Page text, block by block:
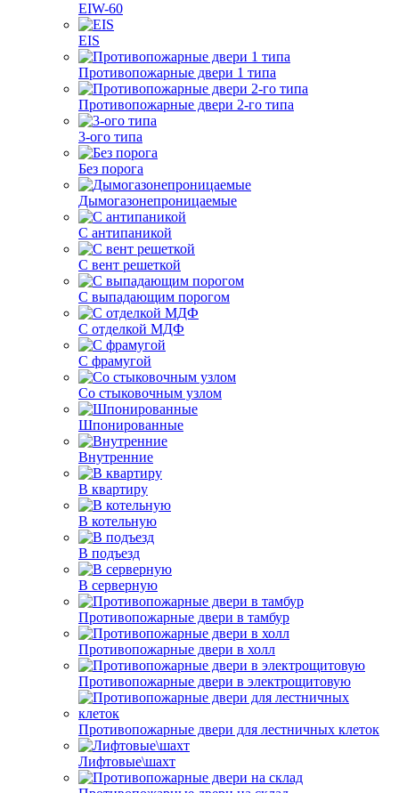
EIW-60
EIS
Противопожарные двери 1 типа
Противопожарные двери 2-го типа
3-ого типа
Без порога
Дымогазонепроницаемые
С антипаникой
С вент решеткой
С выпадающим порогом
С отделкой МДФ
С фрамугой
Со стыковочным узлом
Шпонированные
Внутренние
В квартиру
В котельную
В подъезд
В серверную
Противопожарные двери в тамбур
Противопожарные двери в холл
Противопожарные двери в электрощитовую
Противопожарные двери для лестничных клеток
Лифтовые\шахт